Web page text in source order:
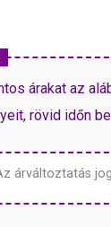
árakat az
rövid időn
árváltoztatás